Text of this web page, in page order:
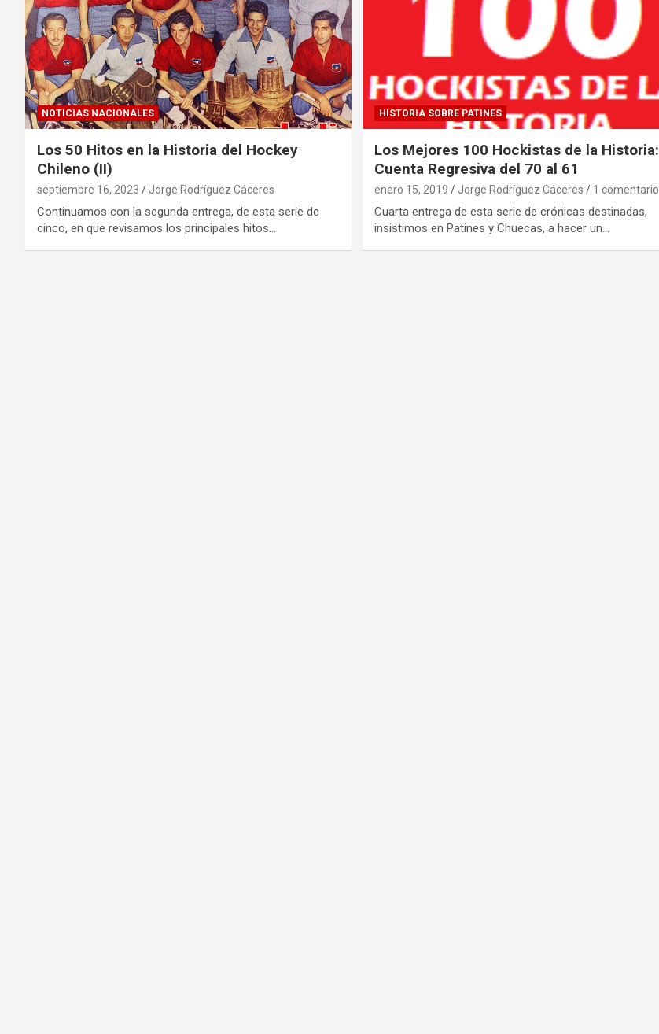
NOTICIAS NACIONALES
Los 50 Hitos en la Historia del Hockey
Chileno (II)
septiembre 16, 2023 Jorge Rodríguez Cáceres
Continuamos con la segunda entrega, de esta serie de
cinco, en que revisamos los principales hitos…
HISTORIA SOBRE PATINES
Los Mejores 100 Hockistas de la Historia:
Cuenta Regresiva del 70 al 61
enero 15, 2019 Jorge Rodríguez Cáceres 1 comentario
Cuarta entrega de esta serie de crónicas destinadas,
insistimos en Patines y Chuecas, a hacer un…